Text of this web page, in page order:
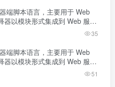
端脚本语言，主要用于 Web
器以模块形式集成到 Web 服务
请求时执行 PHP 代码，生成动
户端。
35
端脚本语言，主要用于 Web
器以模块形式集成到 Web 服务
请求时执行 PHP 代码，生成动
户端。
51